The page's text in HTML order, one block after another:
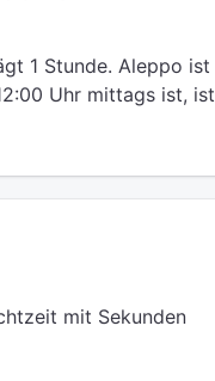
1 Stunde. Aleppo ist
Uhr mittags ist, ist
mit Sekunden